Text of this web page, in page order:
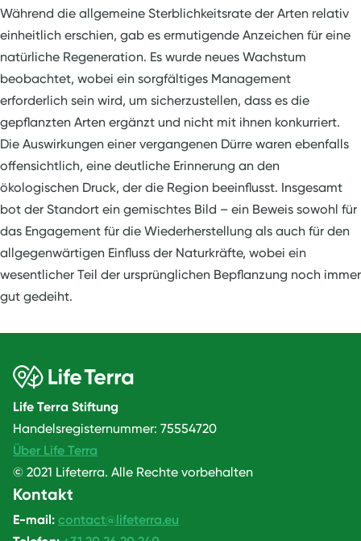
Während die allgemeine Sterblichkeitsrate der Arten relativ
einheitlich erschien, gab es ermutigende Anzeichen für eine
natürliche Regeneration. Es wurde neues Wachstum
beobachtet, wobei ein sorgfältiges Management
erforderlich sein wird, um sicherzustellen, dass es die
gepflanzten Arten ergänzt und nicht mit ihnen konkurriert.
Die Auswirkungen einer vergangenen Dürre waren ebenfalls
offensichtlich, eine deutliche Erinnerung an den
ökologischen Druck, der die Region beeinflusst. Insgesamt
bot der Standort ein gemischtes Bild – ein Beweis sowohl für
das Engagement für die Wiederherstellung als auch für den
allgegenwärtigen Einfluss der Naturkräfte, wobei ein
wesentlicher Teil der ursprünglichen Bepflanzung noch immer
gut gedeiht.
Life Terra Stiftung
Handelsregisternummer: 75554720
Über Life Terra
© 2021 Lifeterra. Alle Rechte vorbehalten
Kontakt
E-mail: contact@lifeterra.eu